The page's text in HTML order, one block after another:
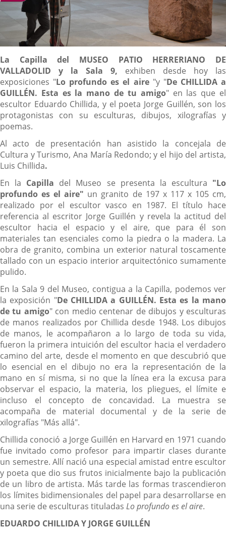
Descripción
La Capilla del MUSEO PATIO HERRERIANO DE
VALLADOLID y la Sala 9, exhiben desde hoy las
exposiciones "Lo profundo es el aire"y "De CHILLIDA a
GUILLÉN. Esta es la mano de tu amigo" en las que el
escultor Eduardo Chillida, y el poeta Jorge Guillén, son los
protagonistas con su esculturas, dibujos, xilografías y
poemas.
Al acto de presentación han asistido la concejala de
Cultura y Turismo, Ana María Redondo; y el hijo del artista,
Luis Chillida.
En la Capilla del Museo se presenta la escultura "Lo
profundo es el aire" un granito de 197 x 117 x 105 cm,
realizado por el escultor vasco en 1987. El título hace
referencia al escritor Jorge Guillén y revela la actitud del
escultor hacia el espacio y el aire, que para él son
materiales tan esenciales como la piedra o la madera. La
obra de granito, combina un exterior natural toscamente
tallado con un espacio interior arquitectónico sumamente
pulido.
En la Sala 9 del Museo, contigua a la Capilla, podemos ver
la exposición "De CHILLIDA a GUILLÉN. Esta es la mano
de tu amigo" con medio centenar de dibujos y esculturas
de manos realizados por Chillida desde 1948. Los dibujos
de manos, le acompañaron a lo largo de toda su vida,
fueron la primera intuición del escultor hacia el verdadero
camino del arte, desde el momento en que descubrió que
lo esencial en el dibujo no era la representación de la
mano en sí misma, si no que la línea era la excusa para
observar el espacio, la materia, los pliegues, el límite e
incluso el concepto de concavidad. La muestra se
acompaña de material documental y de la serie de
xilografías "Más allá".
Chillida conoció a Jorge Guillén en Harvard en 1971 cuando
fue invitado como profesor para impartir clases durante
un semestre. Allí nació una especial amistad entre escultor
y poeta que dio sus frutos inicialmente bajo la publicación
de un libro de artista. Más tarde las formas trascendieron
los límites bidimensionales del papel para desarrollarse en
una serie de esculturas tituladas Lo profundo es el aire.
EDUARDO CHILLIDA Y JORGE GUILLÉN